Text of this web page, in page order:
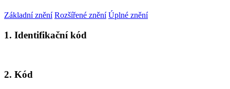
Základní znění Rozšířené znění Úplné znění
1. Identifikační kód
2. Kód